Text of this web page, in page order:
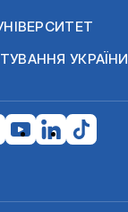
УКРАЇНИ